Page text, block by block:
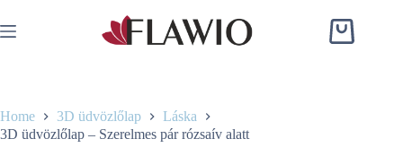
to
content
Shopping
cart
Home 3D üdvözlőlap
Láska
3D üdvözlőlap – Szerelmes pár rózsaív alatt